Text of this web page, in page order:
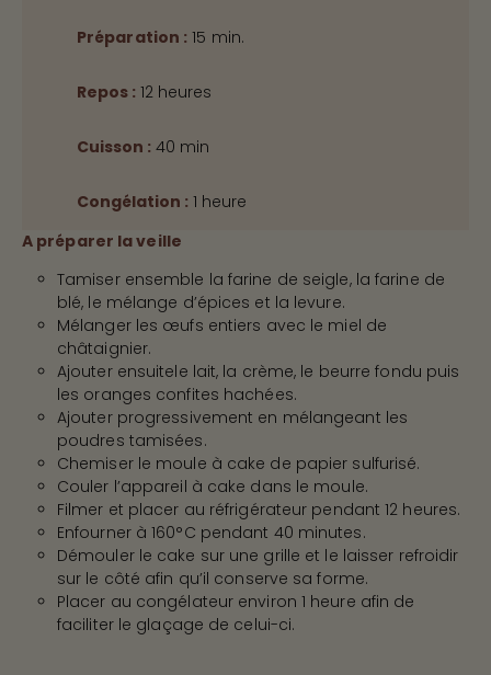
Préparation : 15 min.
Repos : 12 heures
Cuisson : 40 min
Congélation : 1 heure
A préparer la veille
Tamiser ensemble la farine de seigle, la farine de
blé, le mélange d’épices et la levure.
Mélanger les œufs entiers avec le miel de
châtaignier.
Ajouter ensuitele lait, la crème, le beurre fondu puis
les oranges confites hachées.
Ajouter progressivement en mélangeant les
poudres tamisées.
Chemiser le moule à cake de papier sulfurisé.
Couler l’appareil à cake dans le moule.
Filmer et placer au réfrigérateur pendant 12 heures.
Enfourner à 160°C pendant 40 minutes.
Démouler le cake sur une grille et le laisser refroidir
sur le côté afin qu’il conserve sa forme.
Placer au congélateur environ 1 heure afin de
faciliter le glaçage de celui-ci.